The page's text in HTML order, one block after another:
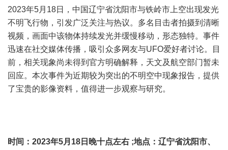
2023年5月18日，中国辽宁省沈阳市与铁岭市上空出现发光
不明飞行物，引发广泛关注与热议。多名目击者拍摄到清晰
视频，画面中该物体持续发光并缓慢移动，形态独特。事件
迅速在社交媒体传播，吸引众多网友与UFO爱好者讨论。目
前，相关现象尚未得到官方明确解释，天文及航空部门暂未
回应。本次事件为近期较为突出的不明空中现象报告，提供
了宝贵的影像资料，值得进一步观察与研究。
时间：2023年5月18日晚十点左右 ;地点：辽宁省沈阳市、